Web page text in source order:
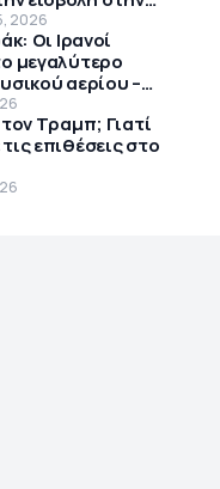
2026
Οι Ιρανοί
μεγαλύτερο
αερίου –
MQ-9
Τραμπ; Γιατί
επιθέσεις στο